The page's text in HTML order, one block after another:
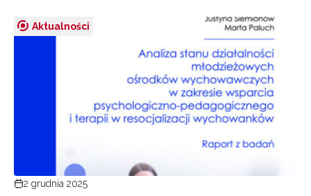
Aktualności
2 grudnia 2025